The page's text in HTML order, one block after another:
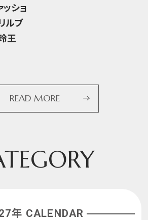
ショ
ルブ
王
READ MORE
年 CALENDAR